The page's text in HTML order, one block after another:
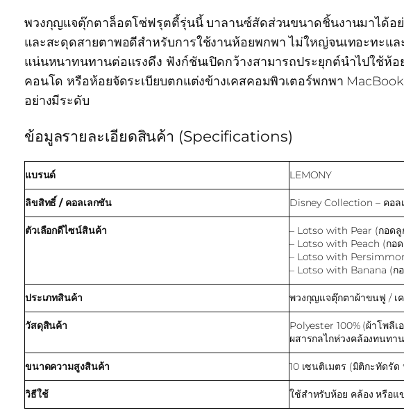
พวงกุญแจตุ๊กตาล็อตโซ่ฟรุตตี้รุ่นนี้ บาลานซ์สัดส่วนขนาดชิ้นงานมาได้อ
และสะดุดสายตาพอดีสำหรับการใช้งานห้อยพกพา ไม่ใหญ่จนเทอะทะแ
แน่นหนาทนทานต่อแรงดึง ฟังก์ชันเปิดกว้างสามารถประยุกต์นำไปใช้ห้
คอนโด หรือห้อยจัดระเบียบตกแต่งข้างเคสคอมพิวเตอร์พกพา
อย่างมีระดับ
ข้อมูลรายละเอียดสินค้า (Specifications)
แบรนด์ LEMONY
ลิขสิทธิ์ / คอลเลกชัน Disney Collection – คอ
ตัวเลือกดีไซน์สินค้า
– Lotso with Pear (กอดลู
– Lotso with Peach (กอ
– Lotso with
– Lotso with Banana (ก
ประเภทสินค้า พวงกุญแจตุ๊กตาผ้าขนฟู / เ
วัสดุสินค้า
Polyester 100% (ผ้าโพลี
ผสารกลไกห่วงคล้องทนทาน
ขนาดความสูงสินค้า 10 เซนติเมตร (มิติกะทัดรั
วิธีใช้ ใช้สำหรับห้อย คล้อง หรือแ